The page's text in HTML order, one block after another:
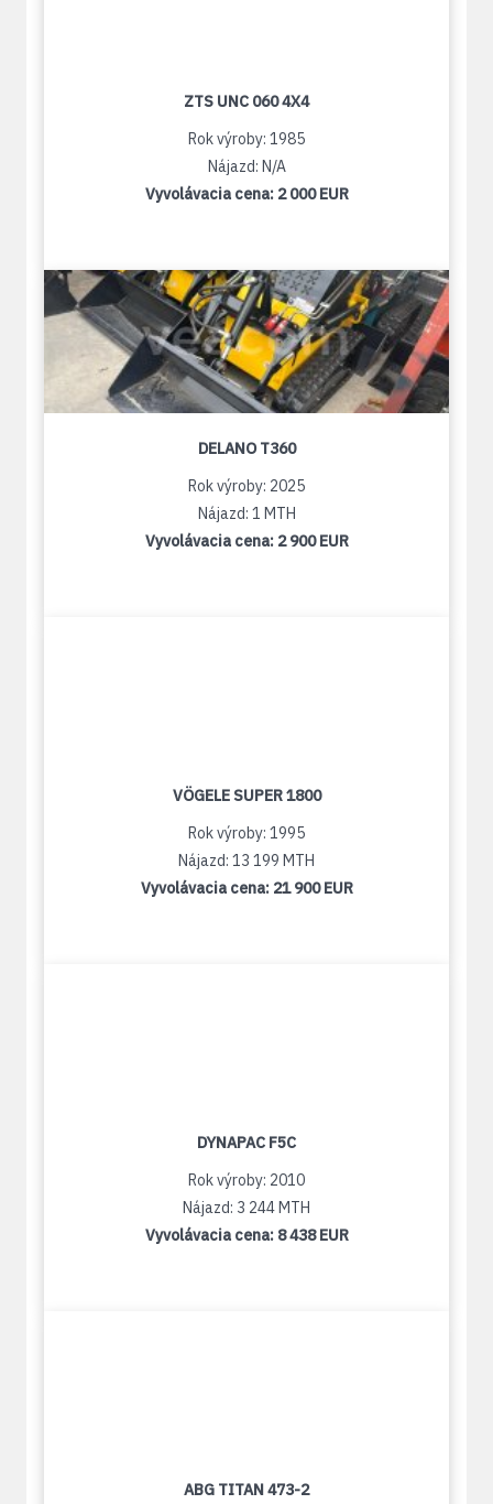
ZTS UNC 060 4X4
Rok výroby: 1985
Nájazd: N/A
Vyvolávacia cena: 2 000 EUR
DELANO T360
Rok výroby: 2025
Nájazd: 1 MTH
Vyvolávacia cena: 2 900 EUR
VÖGELE SUPER 1800
Rok výroby: 1995
Nájazd: 13 199 MTH
Vyvolávacia cena: 21 900 EUR
DYNAPAC F5C
Rok výroby: 2010
Nájazd: 3 244 MTH
Vyvolávacia cena: 8 438 EUR
ABG TITAN 473-2